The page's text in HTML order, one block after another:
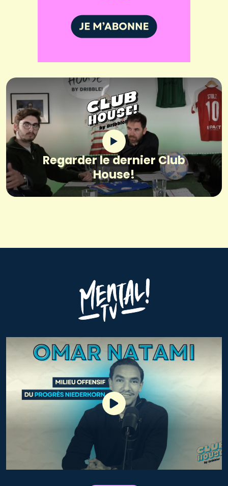
Regarder le dernier Club
House!